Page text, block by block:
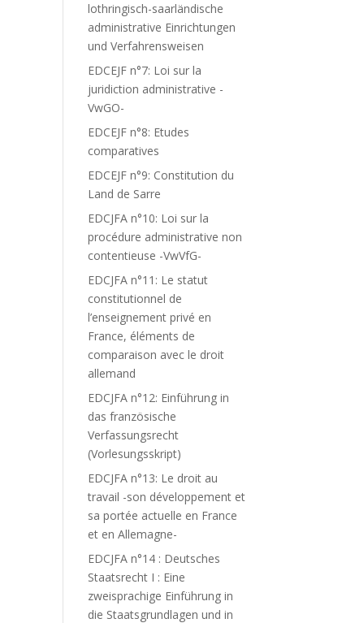
lothringisch-saarländische
administrative Einrichtungen
und Verfahrensweisen
EDCEJF n°7: Loi sur la
juridiction administrative -
VwGO-
EDCEJF n°8: Etudes
comparatives
EDCEJF n°9: Constitution du
Land de Sarre
EDCJFA n°10: Loi sur la
procédure administrative non
contentieuse -VwVfG-
EDCJFA n°11: Le statut
constitutionnel de
l’enseignement privé en
France, éléments de
comparaison avec le droit
allemand
EDCJFA n°12: Einführung in
das französische
Verfassungsrecht
(Vorlesungsskript)
EDCJFA n°13: Le droit au
travail -son développement et
sa portée actuelle en France
et en Allemagne-
EDCJFA n°14 : Deutsches
Staatsrecht I : Eine
zweisprachige Einführung in
die Staatsgrundlagen und in